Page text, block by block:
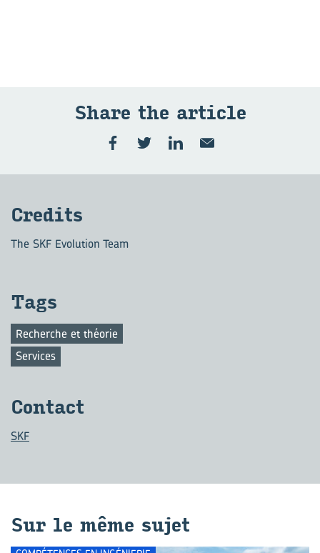
Share the ar­ticle
Cre­dits
The SKF Evolution Team
Tags
Recherche et théorie
Services
Contact
SKF
Sur le même sujet